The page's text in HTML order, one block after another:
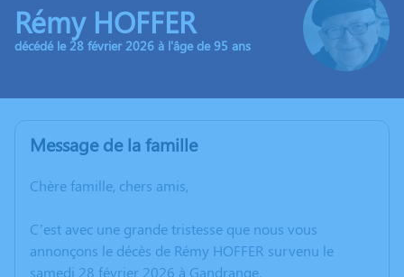
Rémy HOFFER
décédé le 28 février 2026 à l'âge de 95 ans
Message de la famille
Chère famille, chers amis,
C’est avec une grande tristesse que nous vous
annonçons le décès de Rémy HOFFER survenu le
samedi 28 février 2026 à Gandrange.